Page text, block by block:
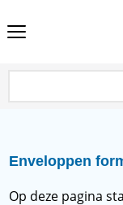
Enveloppen
Op deze pagina